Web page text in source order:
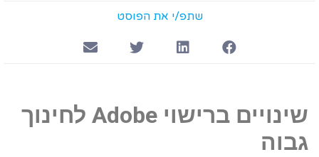
שתפ/י את הפוסט
שינויים ברישוי Adobe לחינוך
גבוה